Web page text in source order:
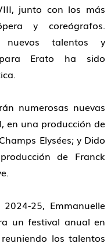
junto con los más
y coreógrafos.
nuevos talentos y
Erato ha sido
numerosas nuevas
en una producción de
Elysées; y Dido
de Franck
25, Emmanuelle
un festival anual en
los talentos